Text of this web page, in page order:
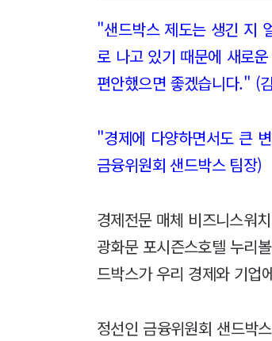
"샌드박스 제도는 생긴 지
로 나고 있기 때문에 새로
편안했으면 좋겠습니다." (
"경제에 다양하면서도 큰
금융위원회 샌드박스 팀장)
경제전문 매체 비즈니스워
광화문 포시즌스호텔 누리
드박스가 우리 경제와 기업
정선인 금융위원회 샌드박